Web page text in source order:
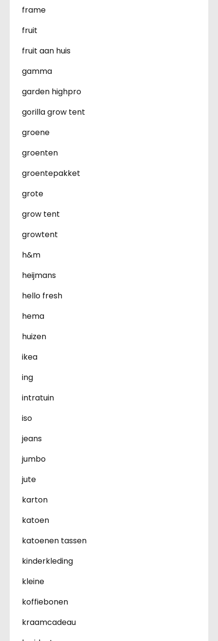
frame
fruit
fruit aan huis
gamma
garden highpro
gorilla grow tent
groene
groenten
groentepakket
grote
grow tent
growtent
h&m
heijmans
hello fresh
hema
huizen
ikea
ing
intratuin
iso
jeans
jumbo
jute
karton
katoen
katoenen tassen
kinderkleding
kleine
koffiebonen
kraamcadeau